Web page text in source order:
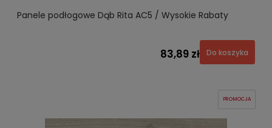
Panele podłogowe Dąb Rita AC5 / Wysokie Rabaty
83,89 zł Do koszyka
PROMOCJA